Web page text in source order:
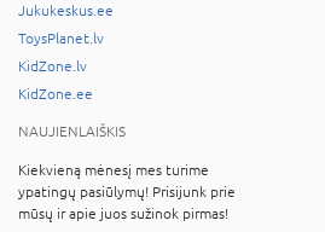
Jukukeskus.ee
ToysPlanet.lv
KidZone.lv
KidZone.ee
NAUJIENLAIŠKIS
Kiekvieną mėnesį mes turime
ypatingų pasiūlymų! Prisijunk prie
mūsų ir apie juos sužinok pirmas!